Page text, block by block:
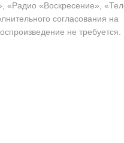
«Радио «Воскресение»,
согласования на
не требуется.